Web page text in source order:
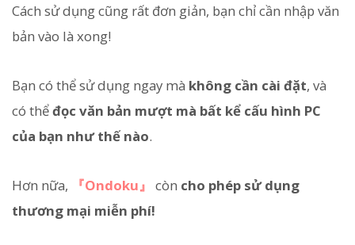
Cách sử dụng cũng rất đơn giản, bạn chỉ cần nhập văn
bản vào là xong!
Bạn có thể sử dụng ngay mà không cần cài đặt, và
có thểđọc văn bản mượt mà bất kể cấu hình PC
của bạn như thế nào.
Hơn nữa, 『Ondoku』 còn cho phép sử dụng
thương mại miễn phí!